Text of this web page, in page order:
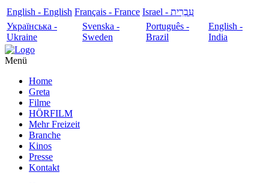
English - English Français - France
עִבְרִית - Israel
Українська -
Ukraine
Svenska -
Sweden
Português -
Brazil
English -
India
Menü
Home
Greta
Filme
HÖRFILM
Mehr Freizeit
Branche
Kinos
Presse
Kontakt